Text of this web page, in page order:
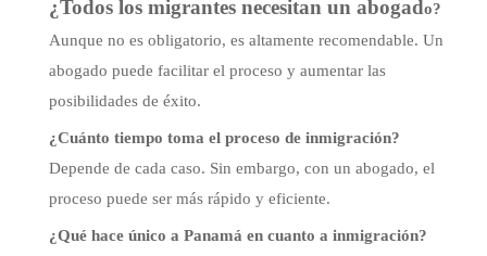
¿Todos los migrantes necesitan un abogado?
Aunque no es obligatorio, es altamente recomendable. Un
abogado puede facilitar el proceso y aumentar las
posibilidades de éxito.
¿Cuánto tiempo toma el proceso de inmigración?
Depende de cada caso. Sin embargo, con un abogado, el
proceso puede ser más rápido y eficiente.
¿Qué hace único a Panamá en cuanto a inmigración?